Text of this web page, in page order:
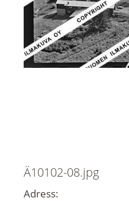
Ä10102-08.jpg
Adress: